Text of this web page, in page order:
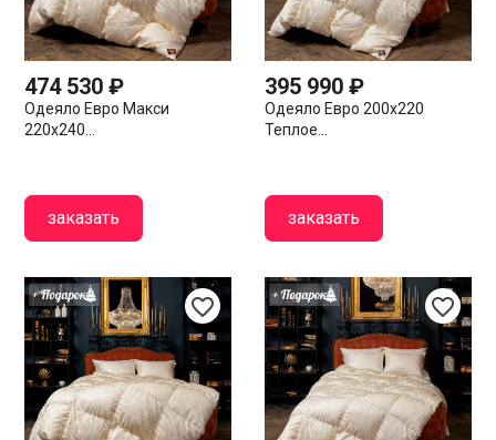
474 530 ₽
Одеяло Евро Макси
220х240...
заказать
395 990 ₽
Одеяло Евро 200х220
Теплое...
заказать
favorite_border favorite_border